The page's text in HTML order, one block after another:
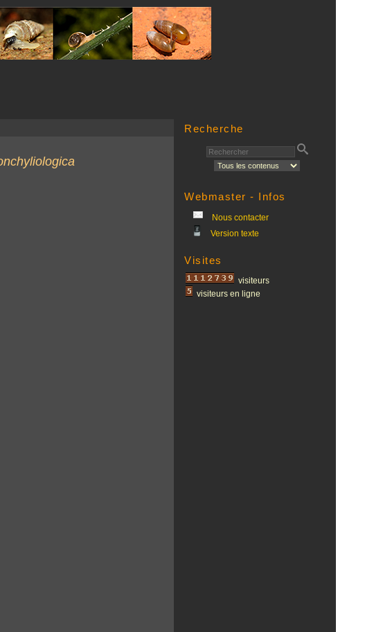
Recherche
Webmaster - Infos
Nous contacter
Version texte
Visites
visiteurs
visiteurs en ligne